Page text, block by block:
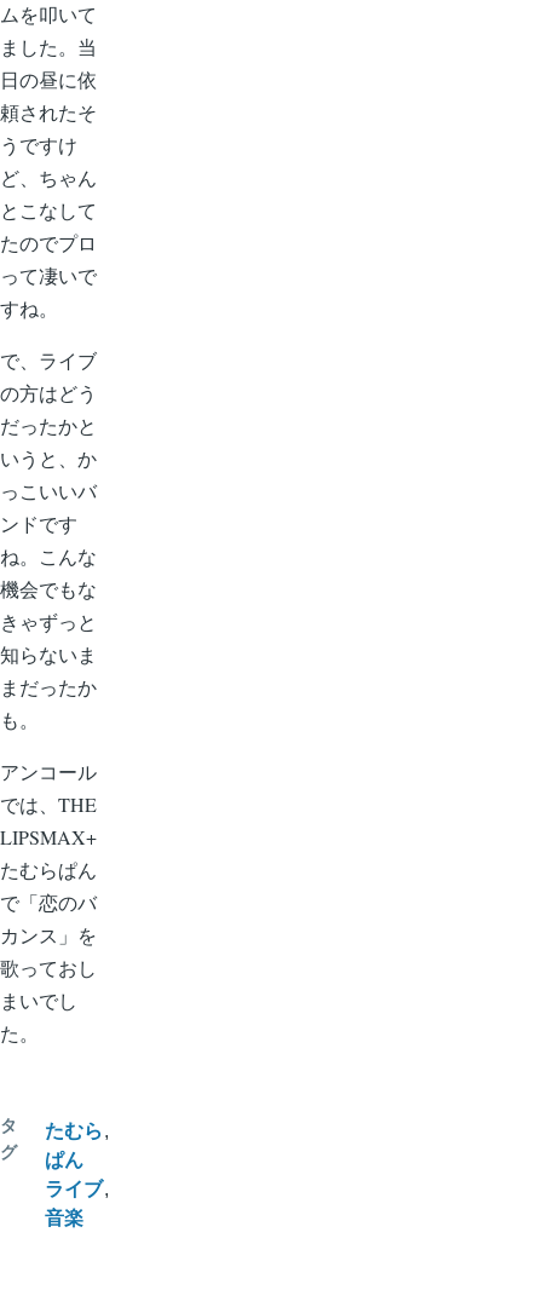
ムを叩いて
ました。当
日の昼に依
頼されたそ
うですけ
ど、ちゃん
とこなして
たのでプロ
って凄いで
すね。
で、ライブ
の方はどう
だったかと
いうと、か
っこいいバ
ンドです
ね。こんな
機会でもな
きゃずっと
知らないま
まだったか
も。
アンコール
では、THE
LIPSMAX+
たむらぱん
で「恋のバ
カンス」を
歌っておし
まいでし
た。
タ
グ
たむら
ぱん
ライブ
音楽